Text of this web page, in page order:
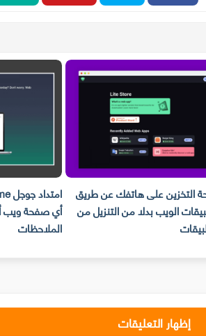
التخزين على هاتفك عن طريق
الويب بدلا من التنزيل من
الملاحظات
إظهار التعليقات